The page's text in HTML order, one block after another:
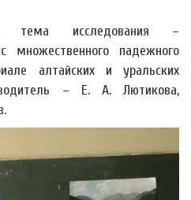
тема исследования –
множественного падежного
алтайских и уральских
– Е. А. Лютикова,